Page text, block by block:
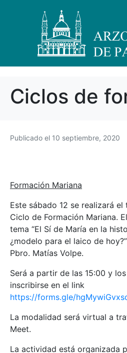
Ciclos de
Publicado el 10 septiembre, 2020
Formación Mariana
Este sábado 12 se realizará
Ciclo de Formación Mariana.
tema “El Sí de María en la
¿modelo para el laico de
Pbro. Matías Volpe.
Será a partir de las 15:00 y
inscribirse en el link
https://forms.gle/
La modalidad será virtual a
Meet.
La actividad está organizada